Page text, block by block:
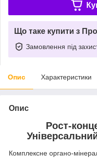
Що таке купити з
Замовлення під
Опис Характеристики
Опис
Рост-
Комплексне органо-